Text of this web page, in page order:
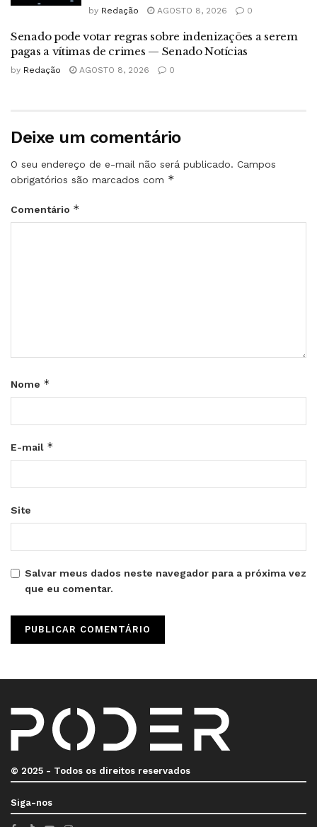
by Redação AGOSTO 8, 2026 0
Senado pode votar regras sobre indenizações a serem
pagas a vítimas de crimes — Senado Notícias
by Redação AGOSTO 8, 2026 0
Deixe um comentário
O seu endereço de e-mail não será publicado. Campos
obrigatórios são marcados com *
Comentário *
Nome *
E-mail *
Site
Salvar meus dados neste navegador para a próxima vez
que eu comentar.
© 2025 - Todos os direitos reservados
Siga-nos